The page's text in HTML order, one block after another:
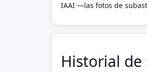
IAAI —las fotos de
Historial de